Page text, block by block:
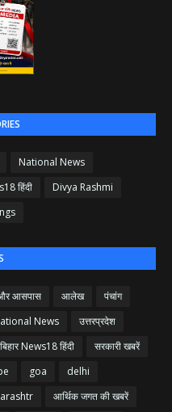
National News
हिंदी
Divya Rashmi
आसपास आलेख
पंचांग
News
उत्तरप्रदेश
News18 हिंदी
सरकारी खबरें
goa
delhi
आर्थिक जगत की खबरें